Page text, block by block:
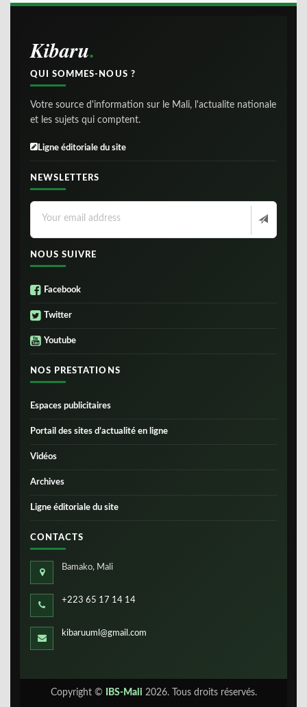
Kibaru
QUI SOMMES-NOUS ?
Votre source d'information sur le Mali, l'actualite nationale
et les sujets qui comptent.
Ligne éditoriale du site
NEWSLETTERS
NOUS SUIVRE
Facebook
Twitter
Youtube
NOS PRESTATIONS
Espaces publicitaires
Portail des sites d’actualité en ligne
Vidéos
Archives
Ligne éditoriale du site
CONTACTS
Bamako, Mali
+223 65 17 14 14
kibaruuml@gmail.com
Copyright © IBS-Mali 2026. Tous droits réservés.